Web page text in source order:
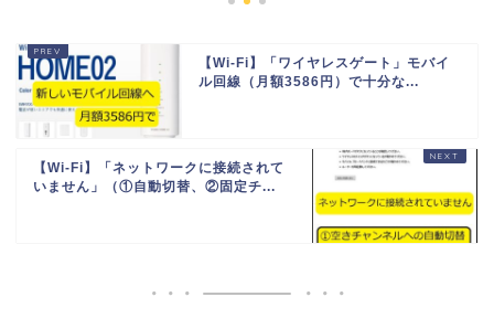
【Wi-Fi】「ワイヤレスゲート」モバイ
ル回線（月額3586円）で十分な...
【Wi-Fi】「ネットワークに接続されて
いません」（①自動切替、②固定チ...